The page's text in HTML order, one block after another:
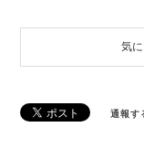
気
通報す